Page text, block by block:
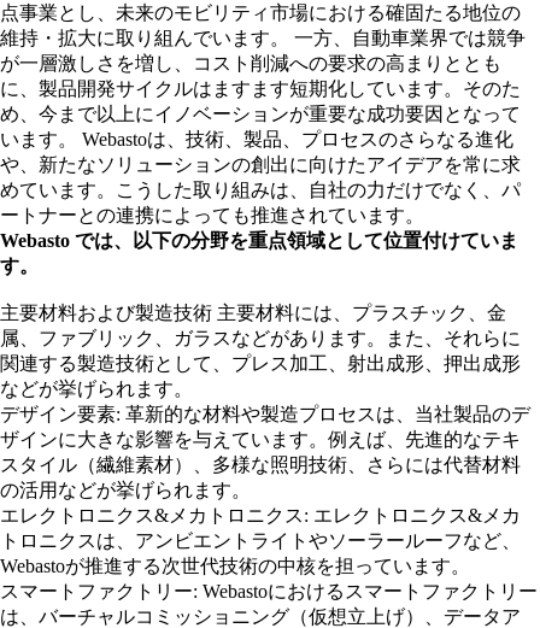
点事業とし、未来のモビリティ市場における確固たる地位の
維持・拡大に取り組んでいます。 一方、自動車業界では競争
が一層激しさを増し、コスト削減への要求の高まりととも
に、製品開発サイクルはますます短期化しています。そのた
め、今まで以上にイノベーションが重要な成功要因となって
います。 Webastoは、技術、製品、プロセスのさらなる進化
や、新たなソリューションの創出に向けたアイデアを常に求
めています。こうした取り組みは、自社の力だけでなく、パ
ートナーとの連携によっても推進されています。
Webasto では、以下の分野を重点領域として位置付けていま
す。
主要材料および製造技術 主要材料には、プラスチック、金
属、ファブリック、ガラスなどがあります。また、それらに
関連する製造技術として、プレス加工、射出成形、押出成形
などが挙げられます。
デザイン要素: 革新的な材料や製造プロセスは、当社製品のデ
ザインに大きな影響を与えています。例えば、先進的なテキ
スタイル（繊維素材）、多様な照明技術、さらには代替材料
の活用などが挙げられます。
エレクトロニクス&メカトロニクス: エレクトロニクス&メカ
トロニクスは、アンビエントライトやソーラールーフなど、
Webastoが推進する次世代技術の中核を担っています。
スマートファクトリー: Webastoにおけるスマートファクトリー
は、バーチャルコミッショニング（仮想立上げ）、データア